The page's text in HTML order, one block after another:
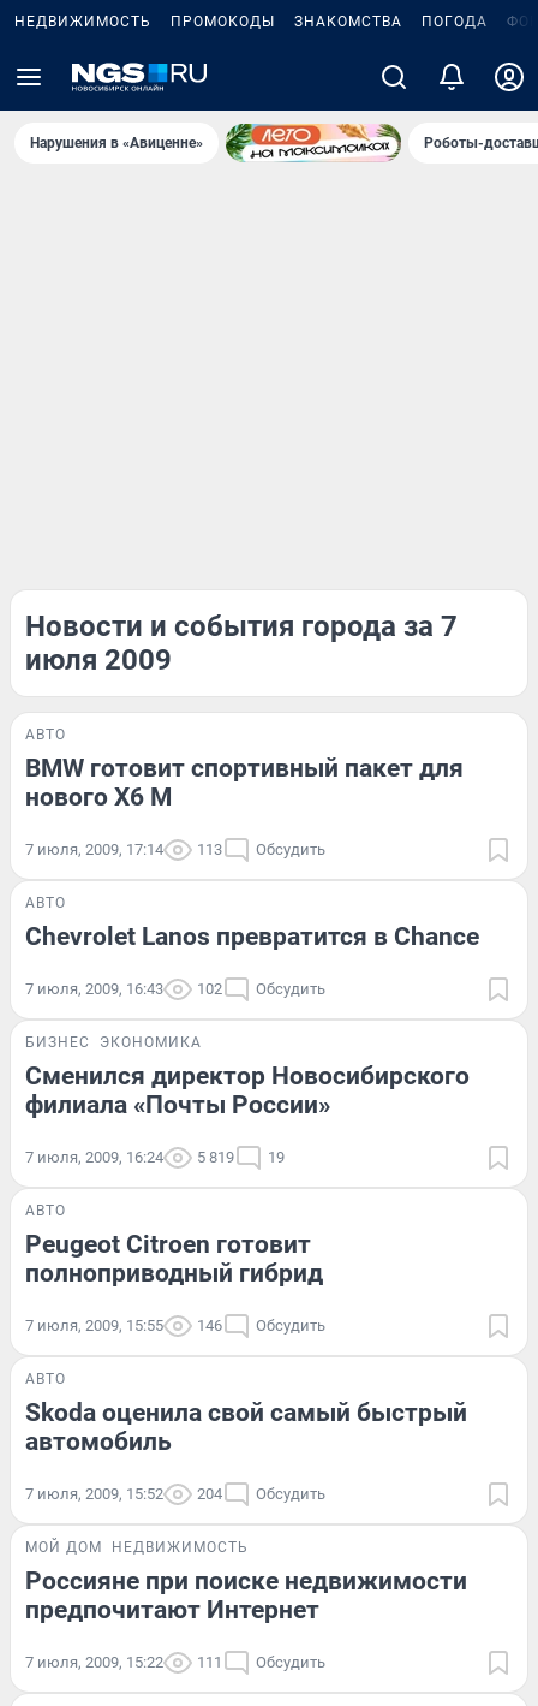
НЕДВИЖИМОСТЬ ПРОМОКОДЫ ЗНАКОМСТВА ПОГОДА
Нарушения в «Авиценне» Роботы-
Новости и события города за 7
июля 2009
АВТО
BMW готовит спортивный пакет для
нового X6 M
7 июля, 2009, 17:14 113 Обсудить
АВТО
Chevrolet Lanos превратится в Chance
7 июля, 2009, 16:43 102 Обсудить
БИЗНЕС ЭКОНОМИКА
Сменился директор Новосибирского
филиала «Почты России»
7 июля, 2009, 16:24 5 819 19
АВТО
Peugeot Citroen готовит
полноприводный гибрид
7 июля, 2009, 15:55 146 Обсудить
АВТО
Skoda оценила свой самый быстрый
автомобиль
7 июля, 2009, 15:52 204 Обсудить
МОЙ ДОМ НЕДВИЖИМОСТЬ
Россияне при поиске недвижимости
предпочитают Интернет
7 июля, 2009, 15:22 111 Обсудить